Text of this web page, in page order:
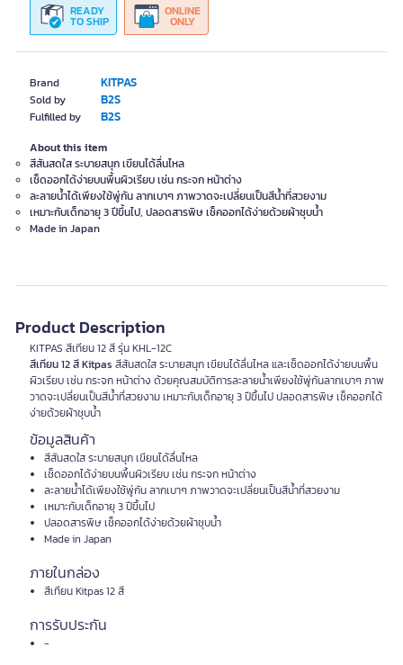
Brand KITPAS
Sold by B2S
Fulfilled by B2S
READY
TO SHIP
ONLINE
ONLY
About this item
สีสันสดใส ระบายสนุก เขียนได้ลื่นไหล
เช็ดออกได้ง่ายบนพื้นผิวเรียบ เช่น กระจก หน้าต่าง
ละลายน้ำได้เพียงใช้พู่กัน ลากเบาๆ ภาพวาดจะเปลี่ยนเป็นสีน้ำที่สวยงาม
เหมาะกับเด็กอายุ 3 ปีขึ้นไป, ปลอดสารพิษ เช็คออกได้ง่ายด้วยผ้าชุบน้ำ
Made in Japan
Product Description
KITPAS สีเทียน 12 สี รุ่น KHL-12C
สีเทียน 12 สี Kitpas สีสันสดใส ระบายสนุก เขียนได้ลื่นไหล และเช็ดออกได้ง่ายบนพื้น
ผิวเรียบ เช่น กระจก หน้าต่าง ด้วยคุณสมบัติการละลายน้ำเพียงใช้พู่กันลากเบาๆ ภาพ
วาดจะเปลี่ยนเป็นสีน้ำที่สวยงาม เหมาะกับเด็กอายุ 3 ปีขึ้นไป ปลอดสารพิษ เช็คออกได้
ง่ายด้วยผ้าชุบน้ำ
ข้อมูลสินค้า
สีสันสดใส ระบายสนุก เขียนได้ลื่นไหล
เช็ดออกได้ง่ายบนพื้นผิวเรียบ เช่น กระจก หน้าต่าง
ละลายน้ำได้เพียงใช้พู่กัน ลากเบาๆ ภาพวาดจะเปลี่ยนเป็นสีน้ำที่สวยงาม
เหมาะกับเด็กอายุ 3 ปีขึ้นไป
ปลอดสารพิษ เช็คออกได้ง่ายด้วยผ้าชุบน้ำ
Made in Japan
ภายในกล่อง
สีเทียน Kitpas 12 สี
การรับประกัน
-